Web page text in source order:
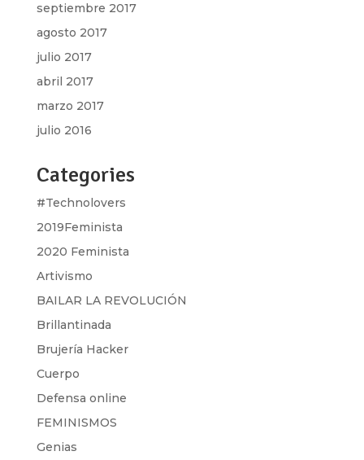
septiembre 2017
agosto 2017
julio 2017
abril 2017
marzo 2017
julio 2016
Categories
#Technolovers
2019Feminista
2020 Feminista
Artivismo
BAILAR LA REVOLUCIÓN
Brillantinada
Brujería Hacker
Cuerpo
Defensa online
FEMINISMOS
Genias